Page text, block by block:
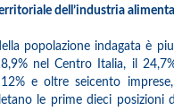
dell’industria
popolazione indagata è
nel Centro Italia, il
12% e oltre seicento
le prime dieci posizioni